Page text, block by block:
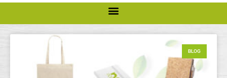
I NOSTRI SERVIZI
BLOG